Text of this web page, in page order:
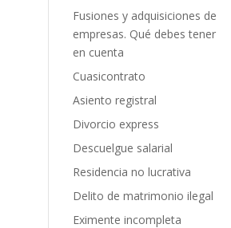
Fusiones y adquisiciones de
empresas. Qué debes tener
en cuenta
Cuasicontrato
Asiento registral
Divorcio express
Descuelgue salarial
Residencia no lucrativa
Delito de matrimonio ilegal
Eximente incompleta